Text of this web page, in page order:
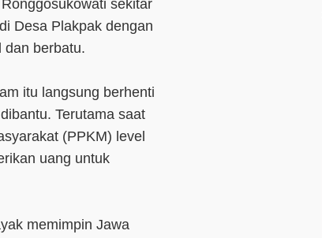
sekitar
Desa Plakpak dengan
dan berbatu.
itu langsung berhenti
Terutama saat
(PPKM) level
uang untuk
memimpin Jawa